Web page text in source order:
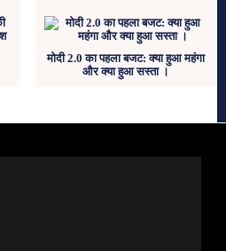
मोदी 2.0 का पहला बजट: क्या हुआ महंगा
और क्या हुआ सस्ता ।